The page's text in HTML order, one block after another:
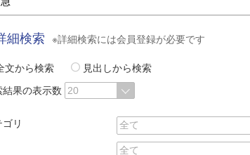
細検索 ※詳細検索には会員登録が必要です
文から検索
見出しから検索
結果の表示数
リ